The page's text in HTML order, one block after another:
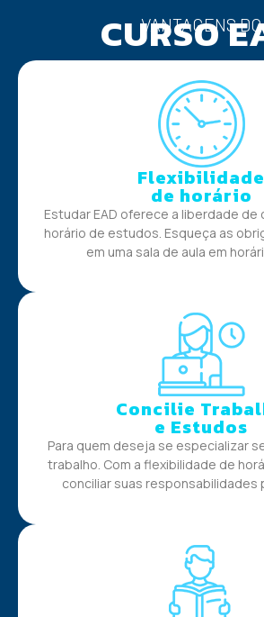
VANTAGENS DO
CURSO
Flexibilidade
de horário
Estudar EAD oferece a liberdade de
horário de estudos. Esqueça as
em uma sala de aula em
Concilie
e Estudos
Para quem deseja se especializar
trabalho. Com a flexibilidade de
conciliar suas responsabilidades